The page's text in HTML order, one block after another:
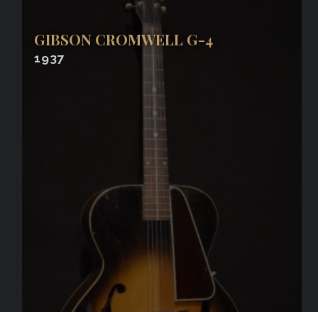
GIBSON CROMWELL G-4
1937